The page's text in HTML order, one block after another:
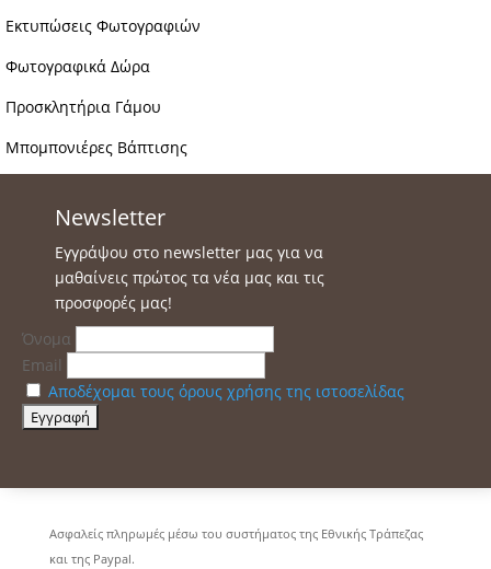
Εκτυπώσεις Φωτογραφιών
Φωτογραφικά Δώρα
Προσκλητήρια Γάμου
Μπομπονιέρες Βάπτισης
Newsletter
Εγγράψου στο newsletter μας για να
μαθαίνεις πρώτος τα νέα μας και τις
προσφορές μας!
Όνομα
Email
Αποδέχομαι τους όρους χρήσης της ιστοσελίδας
Ασφαλείς πληρωμές μέσω του συστήματος της Εθνικής Τράπεζας
και της Paypal.